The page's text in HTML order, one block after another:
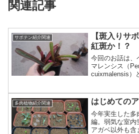
関連記事
サボテン紹介関連
【斑入りサ
紅斑か！？
今回のお話は、
マレンシス（
cuixmalensis）
マレンシスでい
多肉植物紹介関連 はじめての
今年実生した多
編。弱気な室内
アガベ以外も含